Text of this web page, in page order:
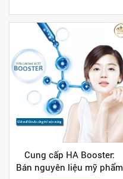
Cung cấp HA Booster:
Bán nguyên liệu mỹ phẩm